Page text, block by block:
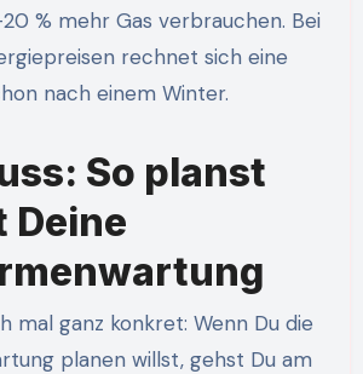
% mehr Gas verbrauchen. Bei
rechnet sich eine
nach einem Winter.
So planst
Deine
mal ganz konkret: Wenn Du die
planen willst, gehst Du am